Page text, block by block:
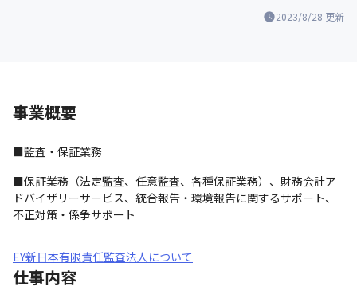
2023/8/28 更新
事業概要
■監査・保証業務
■保証業務（法定監査、任意監査、各種保証業務）、財務会計ア
ドバイザリーサービス、統合報告・環境報告に関するサポート、
不正対策・係争サポート
EY新日本有限責任監査法人について
仕事内容